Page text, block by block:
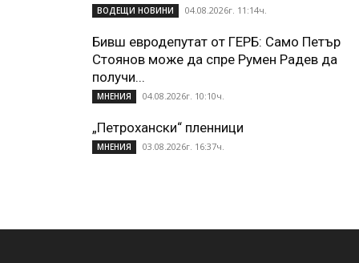
ВОДЕЩИ НОВИНИ 04.08.2026г. 11:14ч.
Бивш евродепутат от ГЕРБ: Само Петър
Стоянов може да спре Румен Радев да
получи...
МНЕНИЯ 04.08.2026г. 10:10ч.
„Петрохански“ пленници
МНЕНИЯ 03.08.2026г. 16:37ч.